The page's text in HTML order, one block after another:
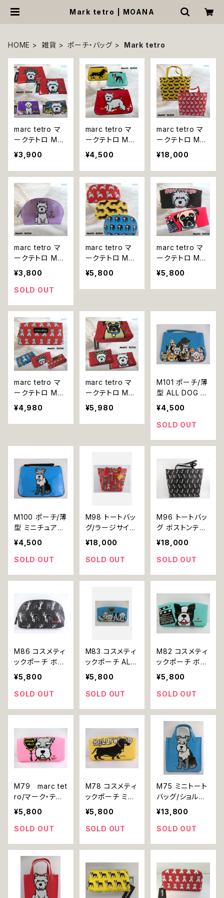
Mark tetro | MOANA
HOME 雑貨 ポーチ・バッグ Mark tetro
marc tetro マ
ークテトロ M8
M14 M15 M17
ポーチ 小物入れ
化粧ポーチ ウエ
ストハイランドホ
ワイトテリア プ
ードル 犬
¥3,900
marc tetro マ
ークテトロ M99
M102 M103 ポ
ーチ 薄型 レディ
ース ボストンテ
リア ウエストハ
イランドホワイト
テリア ミニチュ
アダックスフンド
犬
¥4,500
marc tetro マ
ークテトロ M95
M97 トートバッ
グ レディース 鞄
かばん バッグ ウ
エストハイランド
ホワイトテリア
ミニチュアダック
スフンド 犬
¥18,000
marc tetro マ
ークテトロ M89
コインケース ポ
ーチ 小物入れ
化粧ポーチ コス
トハイランドホワ
イトテリア 犬
¥3,800
SOLD OUT
marc tetro マ
ークテトロ M84
M85 M87 ポー
チ 小物入れ 化
粧ポーチ コスメ
ハイランドホワイ
トテリア フレン
チブルドッグ ミ
ニチュアダック
スフンド 犬
¥5,800
marc tetro マ
ークテトロ M80
M81 ポーチ 小
物入れ 化粧ポ
ーチ コスメポー
ランドホワイトテ
¥5,800
marc tetro マ
ークテトロ M46
M48 M52 M56
ポーチ 小物入れ
化粧ポーチ コス
トハイランドホワ
犬
¥4,980
marc tetro マ
ークテトロ M37
M39 M41 ポー
チ 小物入れ 化
粧ポーチ コスメ
ハイランドホワイ
¥5,980
M101 ポーチ/薄
型 ALL DOG 犬
marc tetro マ
ーク・テトロ
¥4,500
SOLD OUT
M100 ポーチ/薄
型 ミニチュアシ
ュナウザー 犬 m
arc tetro マー
ク・テトロ
¥4,500
SOLD OUT
M98 トートバッ
グ/ラージサイズ
ウエストハイラン
ドテリア 犬 mar
c tetro マーク・
¥18,000
SOLD OUT
M96 トートバッ
グ ボストンテリ
ア 犬 marc tetr
o マーク・テトロ
¥18,000
SOLD OUT
M86 コスメティ
ックポーチ ボス
トンテリア 犬 m
arc tetro マー
ク・テトロ
¥5,800
SOLD OUT
M83 コスメティ
ックポーチ ALL
DOG 犬 marc t
etro マーク・テ
トロ
¥5,800
SOLD OUT
M82 コスメティ
ックポーチ ボス
トンテリア 犬 m
arc tetro マー
ク・テトロ
¥5,800
SOLD OUT
M79 marc tet
ro/マーク・テト
ロ コスメティ
ックポーチ ミ
ニチュアシュナ
ク 桃 メイク 化
粧品 小物 雑貨
¥5,800
SOLD OUT
M78 コスメティ
ックポーチ ミニ
チュアダックス
犬 marc tetro
マーク・テトロ
¥5,800
SOLD OUT
M75 ミニトート
バッグ/ショルダ
ー ミニチュアシ
ュナウザー 犬 m
arc tetro マー
¥13,800
SOLD OUT